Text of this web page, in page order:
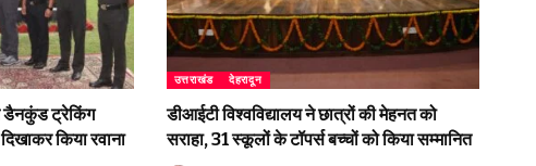
डैनकुंड ट्रेकिंग
किया रवाना
उत्तराखंड देहरादून
डीआईटी विश्वविद्यालय ने छात्रों की मेहनत को
सराहा, 31 स्कूलों के टॉपर्स बच्चों को किया सम्मानित